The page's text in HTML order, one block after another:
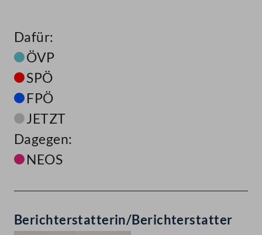
Dafür:
ÖVP
SPÖ
FPÖ
JETZT
Dagegen:
NEOS
Berichterstatterin/Berichterstatter